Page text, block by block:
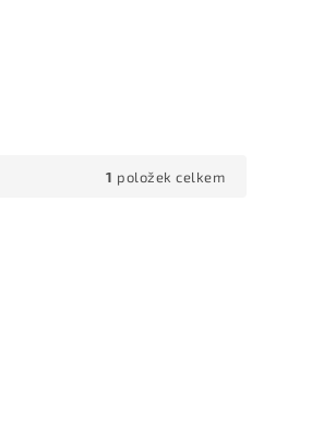
1 položek celkem